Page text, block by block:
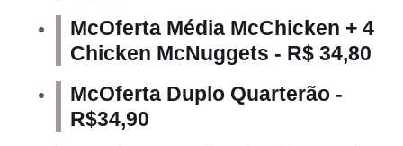
McOferta Média McChicken + 4
Chicken McNuggets - R$ 34,80
McOferta Duplo Quarterão -
R$34,90